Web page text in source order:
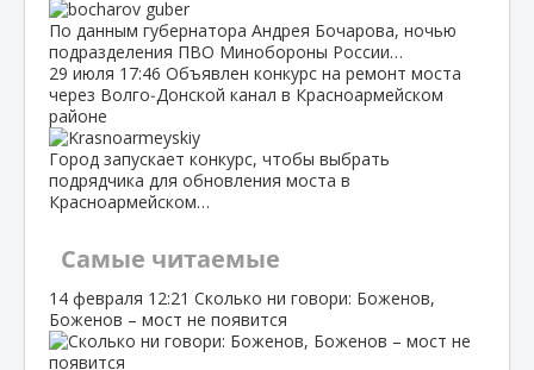
По данным губернатора Андрея Бочарова, ночью
подразделения ПВО Минобороны России…
29 июля 17:46 Объявлен конкурс на ремонт моста
через Волго‑Донской канал в Красноармейском
районе
Город запускает конкурс, чтобы выбрать
подрядчика для обновления моста в
Красноармейском…
Самые читаемые
14 февраля 12:21 Сколько ни говори: Боженов,
Боженов – мост не появится